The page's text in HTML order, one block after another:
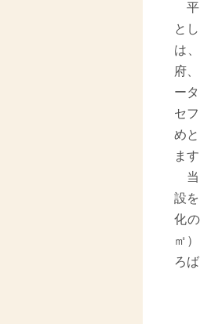
平
と
は
府
ー
セ
め
ます
当
設
化
㎡
ろ